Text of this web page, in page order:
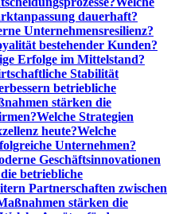
dauerhaft?
Unternehmensresilienz?
bestehender Kunden?
Erfolge im Mittelstand?
Stabilität
betriebliche
stärken die
Welche Strategien
heute?Welche
Unternehmen?
Geschäftsinnovationen
betriebliche
Partnerschaften zwischen
stärken die